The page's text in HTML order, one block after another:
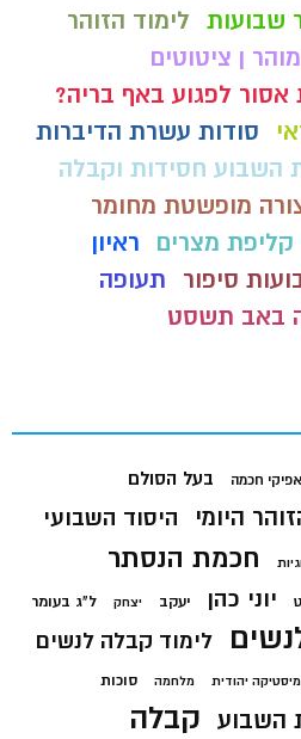
שבועות לימוד הזוהר
ן ציטוטים
לפגוע באף בריה?
סודות עשרת הדיברות
השבוע חסידות וקבלה
מופשטת מחומר
קליפת מצרים
ראיון
סיפור
תעופה
באב תשסט
אפיקי חכמה בעל הסולם
היומי היסוד השבועי
חכמת הנסתר
יוני כהן יעקב יצחק ל"ג בעומר
לימוד קבלה לנשים
מיסטיקה יהודית מלחמה סוכות
השבוע קבלה